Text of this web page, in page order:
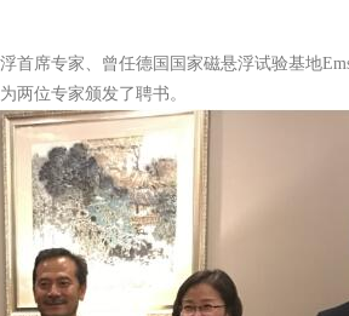
席专家、曾任德国国家磁悬浮试验基地
两位专家颁发了聘书。